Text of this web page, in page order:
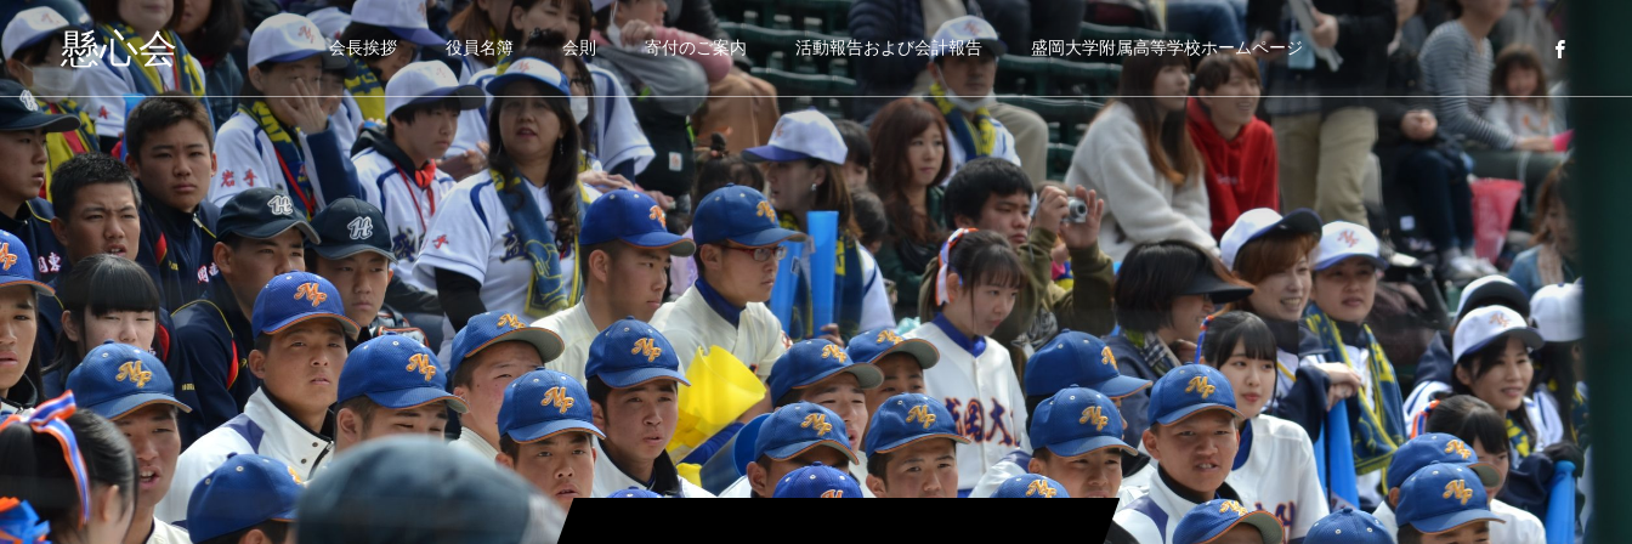
懸心会 会長挨拶 役員名簿 会則 寄付のご案内 活動報告および会計報告 盛岡大学附属高等学校ホームページ